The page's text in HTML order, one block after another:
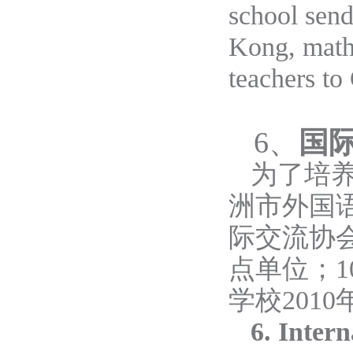
school
Kong,
teachers
6、 国
为了培
洲市外国
际交流协
点单位 ；
学校2010
6.